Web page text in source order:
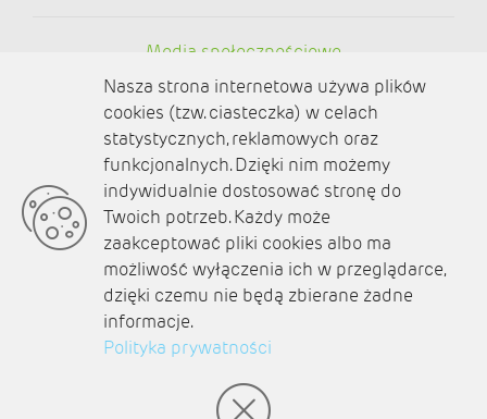
Media społecznościowe
O nas
Kontakt
Polityka prywatności
Aktualności
Zaplanuj podróż
© amb software 2004-2021
Nasza strona internetowa używa plików
cookies (tzw. ciasteczka) w celach
statystycznych, reklamowych oraz
funkcjonalnych. Dzięki nim możemy
indywidualnie dostosować stronę do
Twoich potrzeb. Każdy może
zaakceptować pliki cookies albo ma
możliwość wyłączenia ich w przeglądarce,
dzięki czemu nie będą zbierane żadne
informacje.
Polityka prywatności